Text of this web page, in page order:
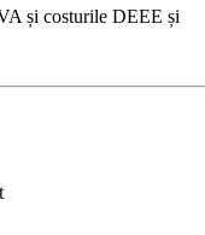
și costurile DEEE și